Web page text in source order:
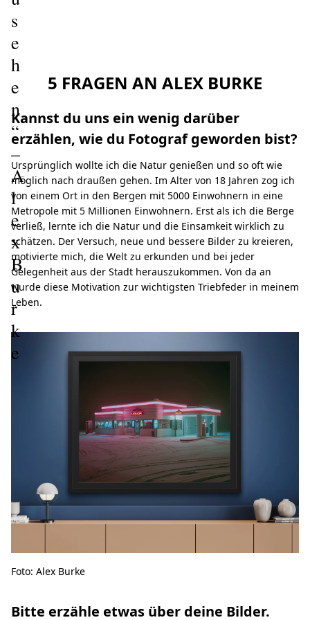
s
e
h
e
n
“
–
A
l
e
x
B
u
r
k
e
5 FRAGEN AN ALEX BURKE
Kannst du uns ein wenig darüber
erzählen, wie du Fotograf geworden bist?
Ursprünglich wollte ich die Natur genießen und so oft wie
möglich nach draußen gehen. Im Alter von 18 Jahren zog ich
von einem Ort in den Bergen mit 5000 Einwohnern in eine
Metropole mit 5 Millionen Einwohnern. Erst als ich die Berge
verließ, lernte ich die Natur und die Einsamkeit wirklich zu
schätzen. Der Versuch, neue und bessere Bilder zu kreieren,
motivierte mich, die Welt zu erkunden und bei jeder
Gelegenheit aus der Stadt herauszukommen. Von da an
wurde diese Motivation zur wichtigsten Triebfeder in meinem
Leben.
Foto: Alex Burke
Bitte erzähle etwas über deine Bilder.